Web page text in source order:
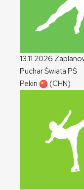
13.11.2026
Puchar Świata PŚ
Pekin
(CHN)